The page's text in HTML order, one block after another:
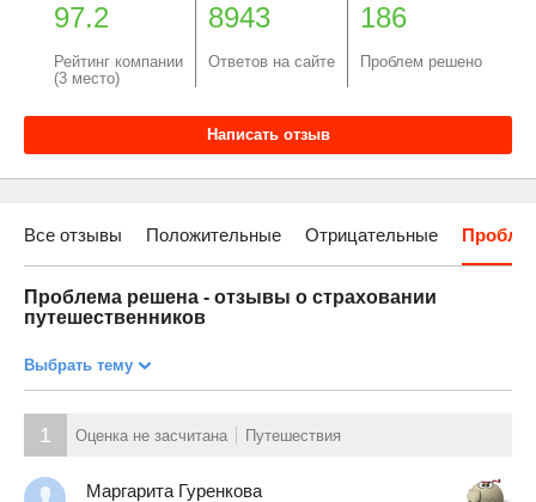
97.2
Рейтинг компании
(3 место)
8943
Ответов на сайте
186
Проблем решено
Написать отзыв
Все отзывы Положительные Отрицательные
Проблема решена - отзывы о страховании
путешественников
Выбрать тему
1 Оценка не засчитана Путешествия
Маргарита Гуренкова